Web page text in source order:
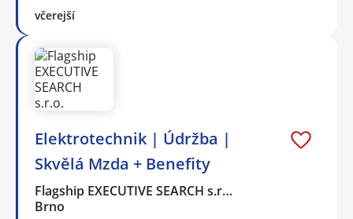
včerejší
Elektrotechnik | Údržba |
Skvělá Mzda + Benefity
Flagship EXECUTIVE SEARCH s.r…
Brno